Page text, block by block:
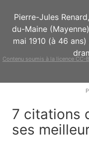
Pierre-Jules
du-Maine
mai 1910 (à 46
Contenu soumis à la licence CC-
7 citations
ses